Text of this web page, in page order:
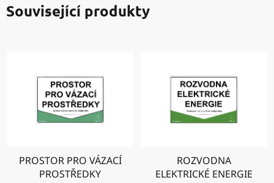
Související produkty
PROSTOR PRO VÁZACÍ
PROSTŘEDKY
ROZVODNA
ELEKTRICKÉ ENERGIE